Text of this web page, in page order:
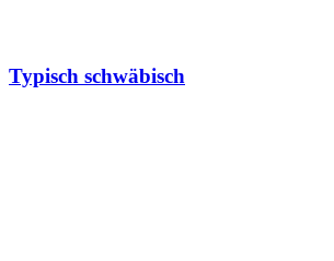
Typisch schwäbisch